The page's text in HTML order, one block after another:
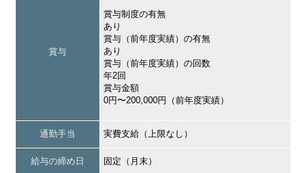
賞与
賞与制度の有無
あり
賞与（前年度実績）の有無
あり
賞与（前年度実績）の回数
年2回
賞与金額
0円〜200,000円（前年度実績）
通勤手当 実費支給（上限なし）
給与の締め日 固定（月末）